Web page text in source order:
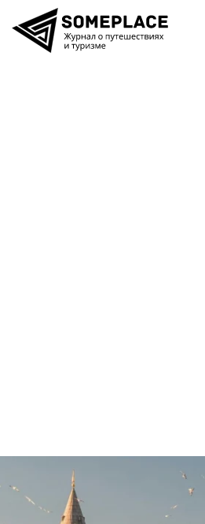
Перейти к содержимому